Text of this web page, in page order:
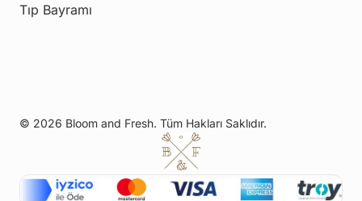
Tıp Bayramı
© 2026 Bloom and Fresh. Tüm Hakları Saklıdır.